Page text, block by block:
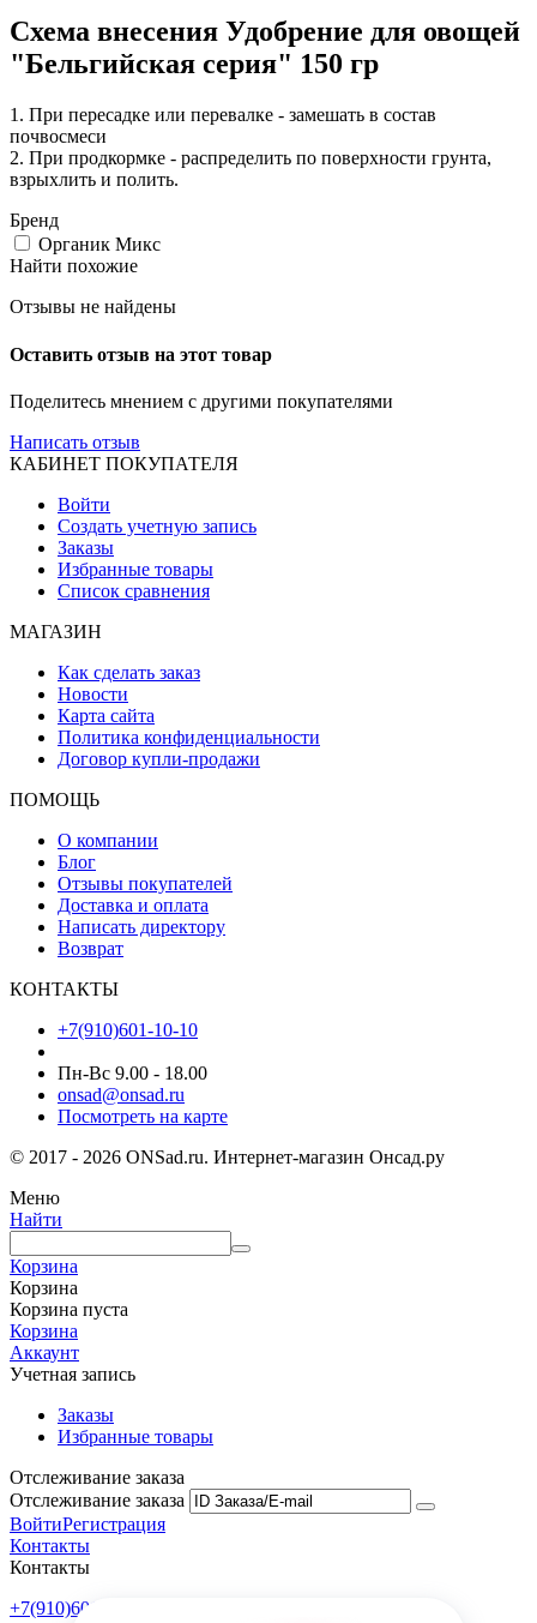
Схема внесения Удобрение для овощей
"Бельгийская серия" 150 гр
1. При пересадке или перевалке - замешать в состав
почвосмеси
2. При продкормке - распределить по поверхности грунта,
взрыхлить и полить.
Бренд
Органик Микс
Найти похожие
Отзывы не найдены
Оставить отзыв на этот товар
Поделитесь мнением с другими покупателями
Написать отзыв
КАБИНЕТ ПОКУПАТЕЛЯ
Войти
Создать учетную запись
Заказы
Избранные товары
Список сравнения
МАГАЗИН
Как сделать заказ
Новости
Карта сайта
Политика конфиденциальности
Договор купли-продажи
ПОМОЩЬ
О компании
Блог
Отзывы покупателей
Доставка и оплата
Написать директору
Возврат
КОНТАКТЫ
+7(910)601-10-10
Пн-Вс 9.00 - 18.00
onsad@onsad.ru
Посмотреть на карте
© 2017 - 2026 ONSad.ru. Интернет-магазин Онсад.ру
Меню
Найти
Корзина
Корзина
Корзина пуста
Корзина
Аккаунт
Учетная запись
Заказы
Избранные товары
Отслеживание заказа
Отслеживание заказа
ВойтиРегистрация
Контакты
Контакты
+7(910)601-10-10